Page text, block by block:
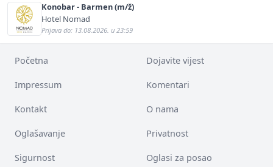
Konobar - Barmen (m/ž)
Hotel Nomad
Prijava do: 13.08.2026. u 23:59
Početna Dojavite vijest
Impressum Komentari
Kontakt O nama
Oglašavanje Privatnost
Sigurnost Oglasi za posao